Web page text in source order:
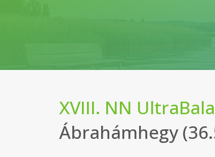
XVIII. NN
Ábrahámhegy